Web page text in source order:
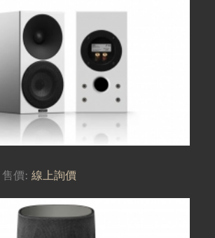
售價:線上詢價